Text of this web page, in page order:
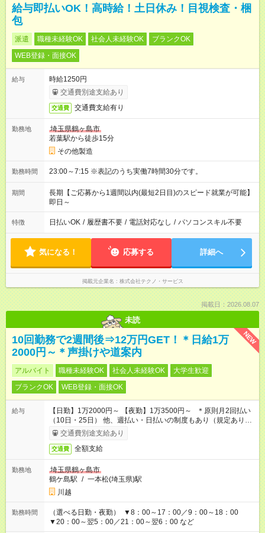
給与即払いOK！高時給！土日休み！目視検査・梱
包
派遣 職種未経験OK 社会人未経験OK
ブランクOK
WEB登録・面接OK
給与
時給1250円
交通費別途支給あり
交通費 交通費支給有り
勤務地
埼玉県鶴ヶ島市
若葉駅から徒歩15分
その他製造
勤務時間 23:00～7:15 ※表記のうち実働7時間30分です。
期間
長期【ご応募から1週間以内(最短2日目)のスピード就業が可能】
即日～
特徴 日払いOK / 履歴書不要 / 電話対応なし / パソコンスキル不要
気になる！ 応募する 詳細へ
掲載元企業名 株式会社テクノ・サービス
掲載日：2026.08.07
未読
NEW
10回勤務で2週間後⇒12万円GET！＊日給1万
2000円～＊声掛けや道案内
アルバイト 職種未経験OK 社会人未経験OK
大学生歓迎
ブランクOK
WEB登録・面接OK
給与
【日勤】1万2000円～ 【夜勤】1万3500円～ ＊原則月2回払い
（10日・25日） 他、週払い・日払いの制度もあり（規定あり）
＃日収1万円以上
交通費別途支給あり
交通費 全額支給
勤務地
埼玉県鶴ヶ島市
鶴ケ島駅 / 一本松(埼玉県)駅
川越
勤務時間
（選べる日勤・夜勤） ▼8：00～17：00／9：00～18：00
▼20：00～翌5：00／21：00～翌6：00 など